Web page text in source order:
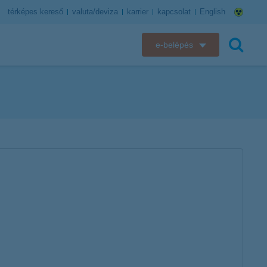
térképes kereső valuta/deviza karrier kapcsolat English
e-belépés